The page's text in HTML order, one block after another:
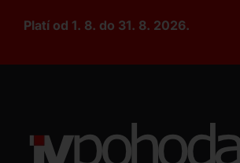
Platí od 1. 8. do 31. 8. 2026.